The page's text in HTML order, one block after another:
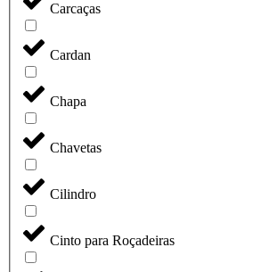
Carcaças
Cardan
Chapa
Chavetas
Cilindro
Cinto para Roçadeiras